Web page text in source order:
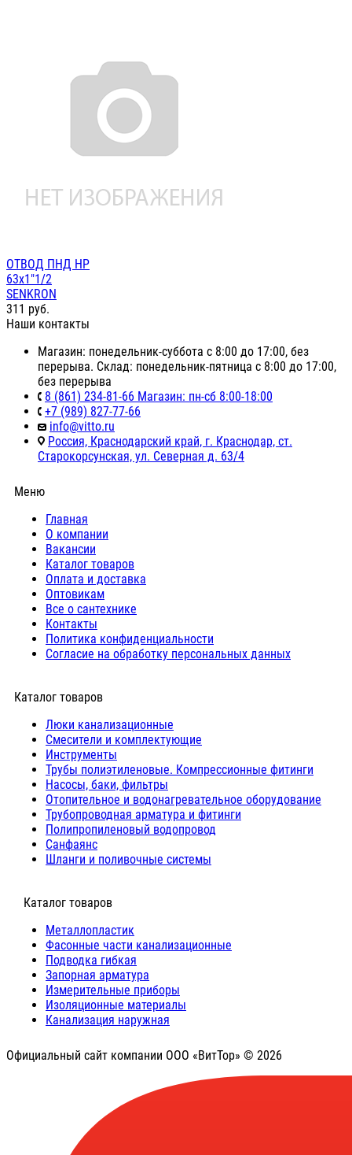
ОТВОД ПНД НР
63х1"1/2
SENKRON
311 руб.
Наши контакты
Магазин: понедельник-суббота с 8:00 до 17:00, без
перерыва. Склад: понедельник-пятница с 8:00 до 17:00,
без перерыва
8 (861) 234-81-66 Магазин: пн-сб 8:00-18:00
+7 (989) 827-77-66
info@vitto.ru
Россия, Краснодарский край, г. Краснодар, ст.
Старокорсунская, ул. Северная д. 63/4
Меню
Главная
О компании
Вакансии
Каталог товаров
Оплата и доставка
Оптовикам
Все о сантехнике
Контакты
Политика конфиденциальности
Согласие на обработку персональных данных
Каталог товаров
Люки канализационные
Cмесители и комплектующие
Инструменты
Трубы полиэтиленовые. Компрессионные фитинги
Насосы, баки, фильтры
Отопительное и водонагревательное оборудование
Трубопроводная арматура и фитинги
Полипропиленовый водопровод
Санфаянс
Шланги и поливочные системы
⠀Каталог товаров
Металлопластик
Фасонные части канализационные
Подводка гибкая
Запорная арматура
Измерительные приборы
Изоляционные материалы
Канализация наружная
Официальный сайт компании ООО «ВитТор» © 2026